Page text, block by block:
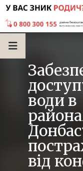
води в
від